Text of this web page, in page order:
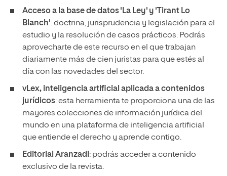
Acceso a la base de datos 'La Ley' y 'Tirant Lo
Blanch': doctrina, jurisprudencia y legislación para el
estudio y la resolución de casos prácticos. Podrás
aprovecharte de este recurso en el que trabajan
diariamente más de cien juristas para que estés al
día con las novedades del sector.
vLex, inteligencia artificial aplicada a contenidos
jurídicos: esta herramienta te proporciona una de las
mayores colecciones de información jurídica del
mundo en una plataforma de inteligencia artificial
que entiende el derecho y aprende contigo.
Editorial Aranzadi: podrás acceder a contenido
exclusivo de la revista.